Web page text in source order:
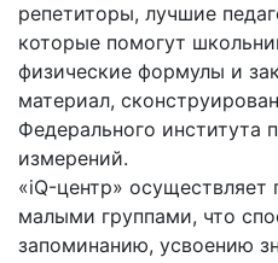
репетиторы, лучшие
которые помогут
физические формулы и
материал,
Федерального института
измерений.
«iQ-центр» осуществляет
малыми группами, что
запоминанию, усвоению